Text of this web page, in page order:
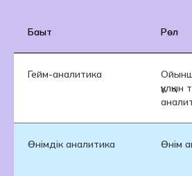
Бағыт Рөл
Гейм-аналитика
Өнімдік аналитика Өнім
негізгі жұмыс
берушілермен бірлесіп
Сигма, Simbirsoft және т. б.
Біз-мемлекеттік үлгідегі екі
диплом беретін it-